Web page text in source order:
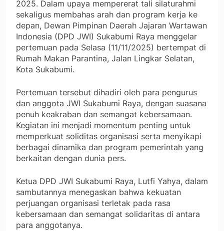
2025. Dalam upaya mempererat tali silaturahmi
sekaligus membahas arah dan program kerja ke
depan, Dewan Pimpinan Daerah Jajaran Wartawan
Indonesia (DPD JWI) Sukabumi Raya menggelar
pertemuan pada Selasa (11/11/2025) bertempat di
Rumah Makan Parantina, Jalan Lingkar Selatan,
Kota Sukabumi.
Pertemuan tersebut dihadiri oleh para pengurus
dan anggota JWI Sukabumi Raya, dengan suasana
penuh keakraban dan semangat kebersamaan.
Kegiatan ini menjadi momentum penting untuk
memperkuat soliditas organisasi serta menyikapi
berbagai dinamika dan program pemerintah yang
berkaitan dengan dunia pers.
Ketua DPD JWI Sukabumi Raya, Lutfi Yahya, dalam
sambutannya menegaskan bahwa kekuatan
perjuangan organisasi terletak pada rasa
kebersamaan dan semangat solidaritas di antara
para anggotanya.